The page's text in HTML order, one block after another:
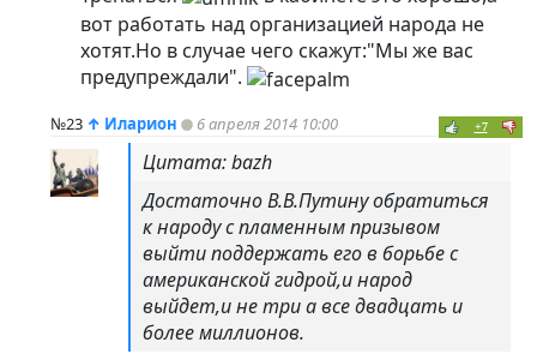
вот работать над организацией народа не
хотят.Но в случае чего скажут:"Мы же вас
предупреждали".
№23 ↑ Иларион 6 апреля 2014 10:00 +7
Цитата: bazh
Достаточно В.В.Путину обратиться
к народу с пламенным призывом
выйти поддержать его в борьбе с
американской гидрой,и народ
выйдет,и не три а все двадцать и
более миллионов.